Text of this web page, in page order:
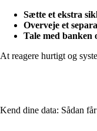
Sætte et ekstra
Overveje et
Tale med banken
At reagere hurtigt og
Kend dine data: Sådan